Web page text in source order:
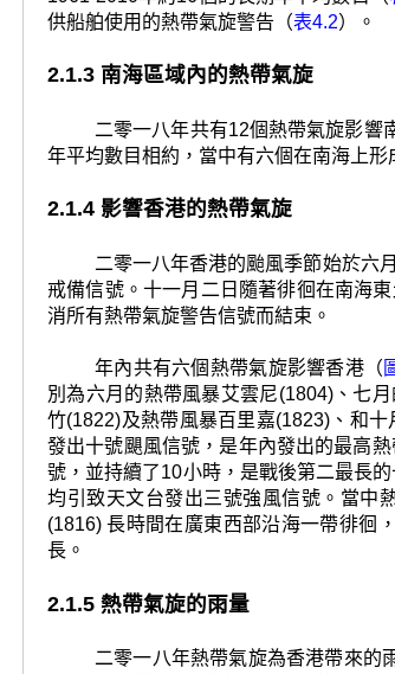
供船舶使用的熱帶氣旋警告（表4.2）。
2.1.3 南海區域內的熱帶氣旋
二零一八年共有12個熱帶氣旋影響
年平均數目相約，當中有六個在南海上形
2.1.4 影響香港的熱帶氣旋
二零一八年香港的颱風季節始於六
戒備信號。十一月二日隨著徘徊在南海
消所有熱帶氣旋警告信號而結束。
年內共有六個熱帶氣旋影響香港（
別為六月的熱帶風暴艾雲尼(1804)、七
竹(1822)及熱帶風暴百里嘉(1823)、和
發出十號颶風信號，是年內發出的最高
號，並持續了10小時，是戰後第二最長
均引致天文台發出三號強風信號。當中
(1816) 長時間在廣東西部沿海一帶徘徊
長。
2.1.5 熱帶氣旋的雨量
二零一八年熱帶氣旋為香港帶來的